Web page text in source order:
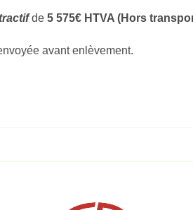
de 5 575€ HTVA (Hors
avant enlèvement.